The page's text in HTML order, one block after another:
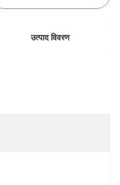
उत्पाद विवरण